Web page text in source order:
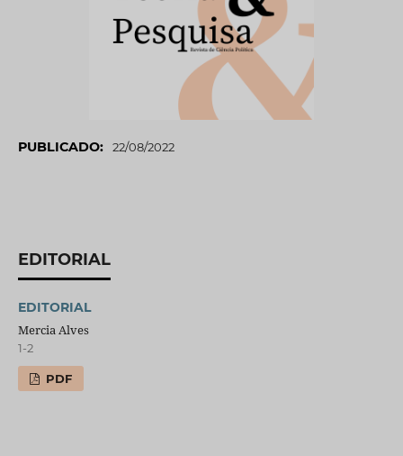
PUBLICADO: 22/08/2022
EDITORIAL
EDITORIAL
Mercia Alves
1-2
PDF